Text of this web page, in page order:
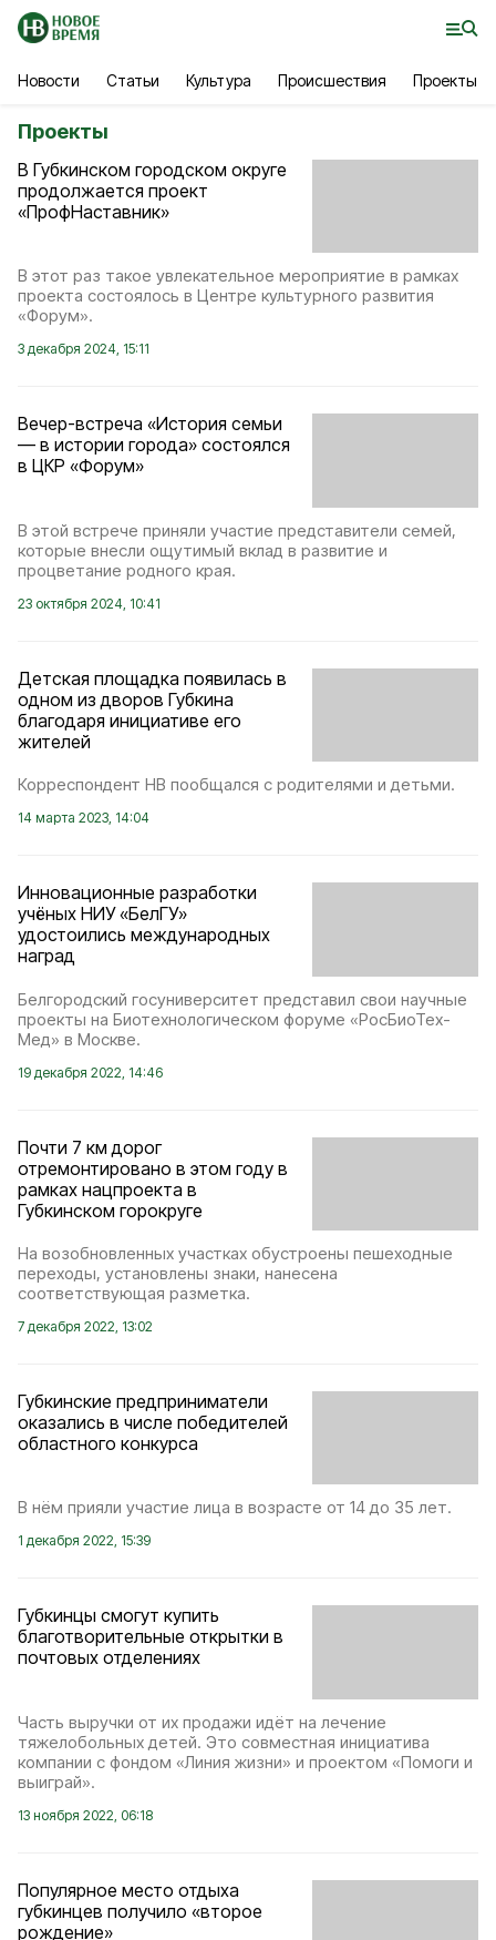
Новости Статьи Культура Происшествия Проекты
Проекты
В Губкинском городском округе
продолжается проект
«ПрофНаставник»
В этот раз такое увлекательное мероприятие в рамках
проекта состоялось в Центре культурного развития
«Форум».
3 декабря 2024, 15:11
Вечер-встреча «История семьи
— в истории города» состоялся
в ЦКР «Форум»
В этой встрече приняли участие представители семей,
которые внесли ощутимый вклад в развитие и
процветание родного края.
23 октября 2024, 10:41
Детская площадка появилась в
одном из дворов Губкина
благодаря инициативе его
жителей
Корреспондент НВ пообщался с родителями и детьми.
14 марта 2023, 14:04
Инновационные разработки
учёных НИУ «БелГУ»
удостоились международных
наград
Белгородский госуниверситет представил свои научные
проекты на Биотехнологическом форуме «РосБиоТех-
Мед» в Москве.
19 декабря 2022, 14:46
Почти 7 км дорог
отремонтировано в этом году в
рамках нацпроекта в
Губкинском горокруге
На возобновленных участках обустроены пешеходные
переходы, установлены знаки, нанесена
соответствующая разметка.
7 декабря 2022, 13:02
Губкинские предприниматели
оказались в числе победителей
областного конкурса
В нём прияли участие лица в возрасте от 14 до 35 лет.
1 декабря 2022, 15:39
Губкинцы смогут купить
благотворительные открытки в
почтовых отделениях
Часть выручки от их продажи идёт на лечение
тяжелобольных детей. Это совместная инициатива
компании с фондом «Линия жизни» и проектом «Помоги и
выиграй».
13 ноября 2022, 06:18
Популярное место отдыха
губкинцев получило «второе
рождение»